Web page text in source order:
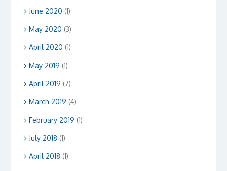
June 2020 (1)
May 2020 (3)
April 2020 (1)
May 2019 (1)
April 2019 (7)
March 2019 (4)
February 2019 (1)
July 2018 (1)
April 2018 (1)